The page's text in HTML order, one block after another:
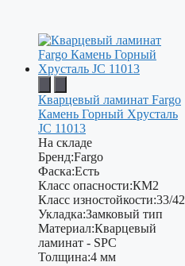
Кварцевый ламинат Fargo
Камень Горный Хрусталь
JC 11013
На складе
Бренд:Fargo
Фаска:Есть
Класс опасности:КМ2
Класс изностойкости:33/42
Укладка:Замковый тип
Материал:Кварцевый
ламинат - SPC
Толщина:4 мм